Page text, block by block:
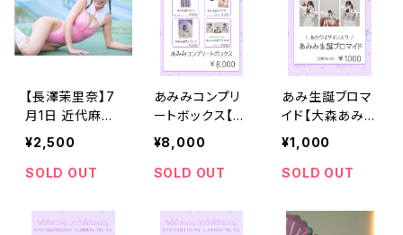
【長澤茉里奈】7
月1日 近代麻雀
水着祭2026チ
ェキ【受注販売】
¥2,500
SOLD OUT
あみみコンプリ
ートボックス【大
森あみ生誕祭グ
ッズ2026】※BA
SE限定
¥8,000
SOLD OUT
あみ生誕ブロマ
イド【大森あみ生
誕祭グッズ202
6】
¥1,000
SOLD OUT